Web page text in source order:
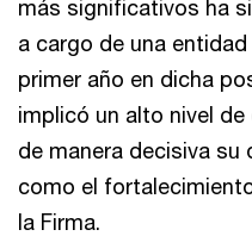
más significativos ha
a cargo de una
primer año en dicha
implicó un alto nivel
de manera decisiva
como el
la Firma.